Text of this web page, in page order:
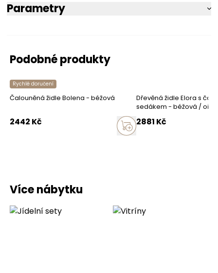
Parametry
Podobné produkty
Rychlé doručení
Čalouněná židle Bolena - béžová
2442 Kč
Dřevěná židle Elora s
sedákem - béžová /
2881 Kč
Více nábytku